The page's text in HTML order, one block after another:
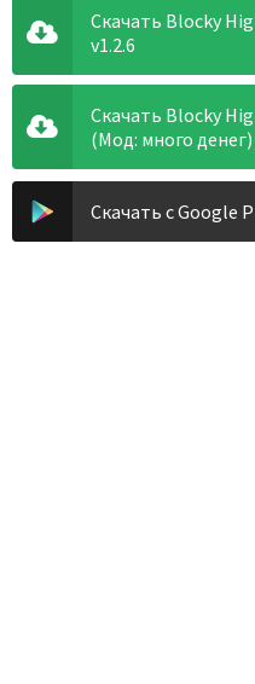
Скачать Blocky
v1.2.6
Скачать Blocky
(Мод: много денег)
Скачать с Google